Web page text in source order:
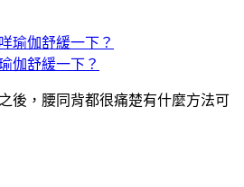
伽舒緩一下？
後，腰同背都很痛楚有什麼方法可